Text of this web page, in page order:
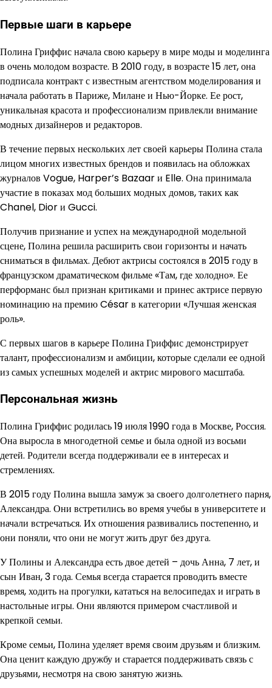
Первые шаги в карьере
Полина Гриффис начала свою карьеру в мире моды и моделинга
в очень молодом возрасте. В 2010 году, в возрасте 15 лет, она
подписала контракт с известным агентством моделирования и
начала работать в Париже, Милане и Нью-Йорке. Ее рост,
уникальная красота и профессионализм привлекли внимание
модных дизайнеров и редакторов.
В течение первых нескольких лет своей карьеры Полина стала
лицом многих известных брендов и появилась на обложках
журналов Vogue, Harper’s Bazaar и Elle. Она принимала
участие в показах мод больших модных домов, таких как
Chanel, Dior и Gucci.
Получив признание и успех на международной модельной
сцене, Полина решила расширить свои горизонты и начать
сниматься в фильмах. Дебют актрисы состоялся в 2015 году в
французском драматическом фильме «Там, где холодно». Ее
перформанс был признан критиками и принес актрисе первую
номинацию на премию César в категории «Лучшая женская
роль».
С первых шагов в карьере Полина Гриффис демонстрирует
талант, профессионализм и амбиции, которые сделали ее одной
из самых успешных моделей и актрис мирового масштаба.
Персональная жизнь
Полина Гриффис родилась 19 июля 1990 года в Москве, Россия.
Она выросла в многодетной семье и была одной из восьми
детей. Родители всегда поддерживали ее в интересах и
стремлениях.
В 2015 году Полина вышла замуж за своего долголетнего парня,
Александра. Они встретились во время учебы в университете и
начали встречаться. Их отношения развивались постепенно, и
они поняли, что они не могут жить друг без друга.
У Полины и Александра есть двое детей – дочь Анна, 7 лет, и
сын Иван, 3 года. Семья всегда старается проводить вместе
время, ходить на прогулки, кататься на велосипедах и играть в
настольные игры. Они являются примером счастливой и
крепкой семьи.
Кроме семьи, Полина уделяет время своим друзьям и близким.
Она ценит каждую дружбу и старается поддерживать связь с
друзьями, несмотря на свою занятую жизнь.